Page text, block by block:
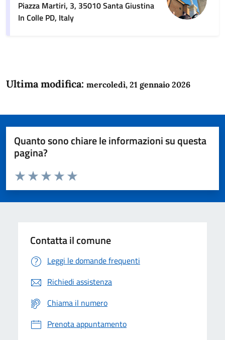
Piazza Martiri, 3, 35010 Santa Giustina
In Colle PD, Italy
Ultima modifica: mercoledì, 21 gennaio 2026
Quanto sono chiare le informazioni su questa
pagina?
Domanda
Valuta da 1 a 5 stelle la pagina
Valuta 5 stelle su 5
Valuta 4 stelle su 5
Valuta 3 stelle su 5
Valuta 2 stelle su 5
Valuta 1 stelle su 5
Contatta il comune
Leggi le domande frequenti
Richiedi assistenza
Chiama il numero
Prenota appuntamento